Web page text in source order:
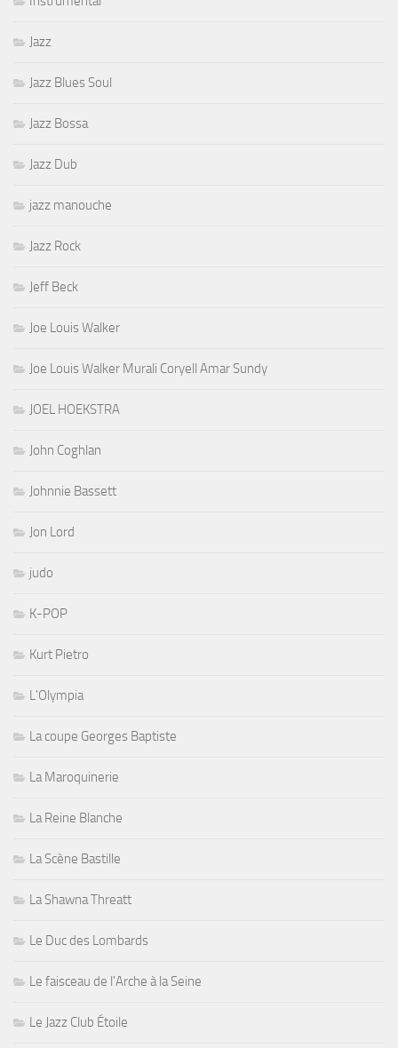
Jazz
Jazz Blues Soul
Jazz Bossa
Jazz Dub
jazz manouche
Jazz Rock
Jeff Beck
Joe Louis Walker
Joe Louis Walker Murali Coryell Amar Sundy
JOEL HOEKSTRA
John Coghlan
Johnnie Bassett
Jon Lord
judo
K-POP
Kurt Pietro
L'Olympia
La coupe Georges Baptiste
La Maroquinerie
La Reine Blanche
La Scène Bastille
La Shawna Threatt
Le Duc des Lombards
Le faisceau de l'Arche à la Seine
Le Jazz Club Étoile